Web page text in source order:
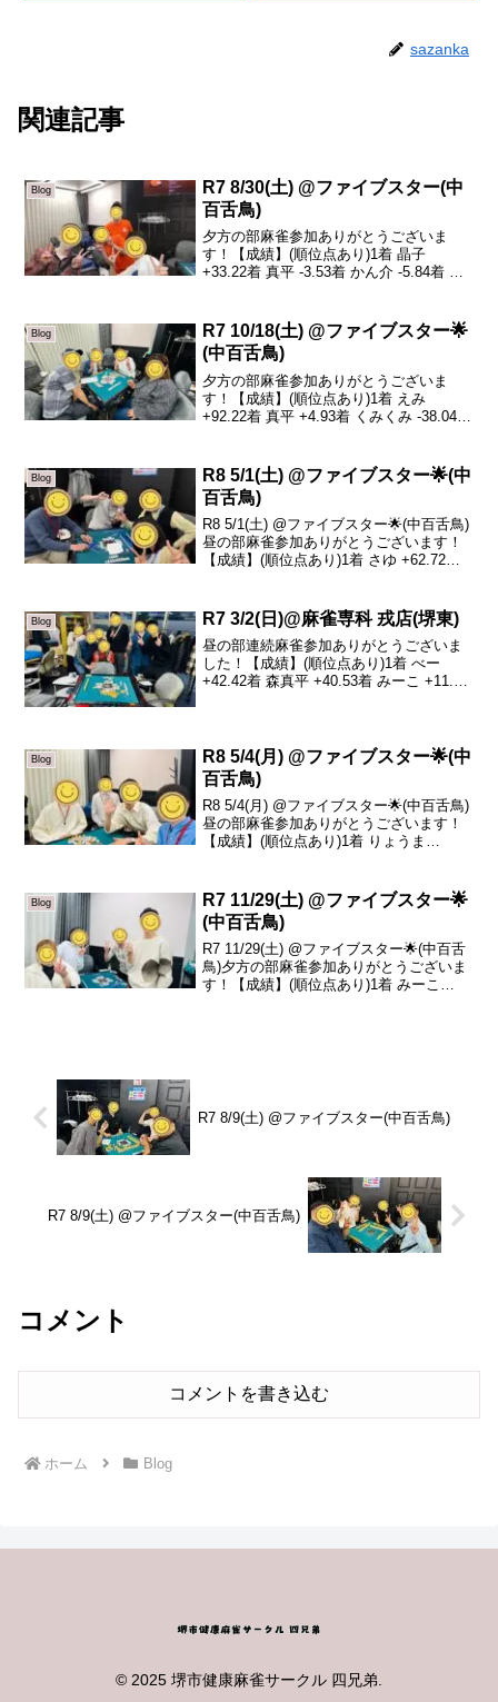
sazanka
関連記事
Blog
R7 8/30(土) @ファイブスター(中
百舌鳥)
夕方の部麻雀参加ありがとうございま
す！【成績】(順位点あり)1着 晶子
+33.22着 真平 -3.53着 かん介 -5.84着 け
は私が居ない中ありがとうござ...
Blog
R7 10/18(土) @ファイブスター🌟
(中百舌鳥)
夕方の部麻雀参加ありがとうございま
す！【成績】(順位点あり)1着 えみ
+92.22着 真平 +4.93着 くみくみ -38.04着
らのゲームではえみさんが調...
Blog
R8 5/1(土) @ファイブスター🌟(中
百舌鳥)
R8 5/1(土) @ファイブスター🌟(中百舌鳥)
昼の部麻雀参加ありがとうございます！
【成績】(順位点あり)1着 さゆ +62.72着
んです！...
Blog R7 3/2(日)@麻雀専科 戎店(堺東)
昼の部連続麻雀参加ありがとうございま
した！【成績】(順位点あり)1着 べー
+42.42着 森真平 +40.53着 みーこ +11.64
Blog
R8 5/4(月) @ファイブスター🌟(中
百舌鳥)
R8 5/4(月) @ファイブスター🌟(中百舌鳥)
昼の部麻雀参加ありがとうございます！
【成績】(順位点あり)1着 りょうま
はりょ...
Blog
R7 11/29(土) @ファイブスター🌟
(中百舌鳥)
R7 11/29(土) @ファイブスター🌟(中百舌
鳥)夕方の部麻雀参加ありがとうございま
す！【成績】(順位点あり)1着 みーこ
R7 8/9(土) @ファイブスター(中百舌鳥)
R7 8/9(土) @ファイブスター(中百舌鳥)
コメント
コメントを書き込む
ホーム Blog
© 2025 堺市健康麻雀サークル 四兄弟.